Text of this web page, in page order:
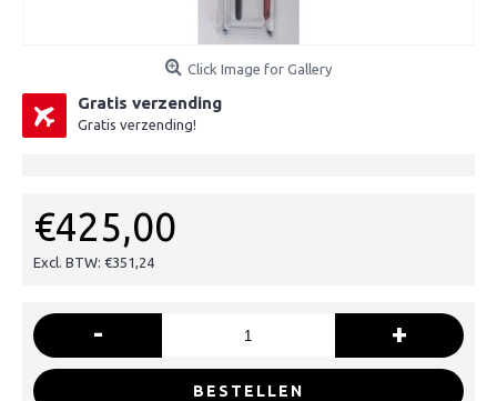
Click Image for Gallery
Gratis verzending
Gratis verzending!
€425,00
Excl. BTW: €351,24
- +
BESTELLEN